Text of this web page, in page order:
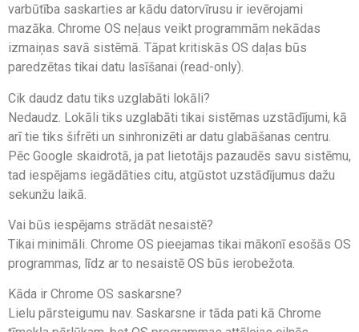
varbūtība saskarties ar kādu datorvīrusu ir ievērojami
mazāka. Chrome OS neļaus veikt programmām nekādas
izmaiņas savā sistēmā. Tāpat kritiskās OS daļas būs
paredzētas tikai datu lasīšanai (read-only).
Cik daudz datu tiks uzglabāti lokāli?
Nedaudz. Lokāli tiks uzglabāti tikai sistēmas uzstādījumi, kā
arī tie tiks šifrēti un sinhronizēti ar datu glabāšanas centru.
Pēc Google skaidrotā, ja pat lietotājs pazaudēs savu sistēmu,
tad iespējams iegādāties citu, atgūstot uzstādījumus dažu
sekunžu laikā.
Vai būs iespējams strādāt nesaistē?
Tikai minimāli. Chrome OS pieejamas tikai mākonī esošās OS
programmas, līdz ar to nesaistē OS būs ierobežota.
Kāda ir Chrome OS saskarsne?
Lielu pārsteigumu nav. Saskarsne ir tāda pati kā Chrome